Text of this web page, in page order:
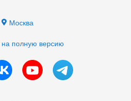
Москва
на полную версию